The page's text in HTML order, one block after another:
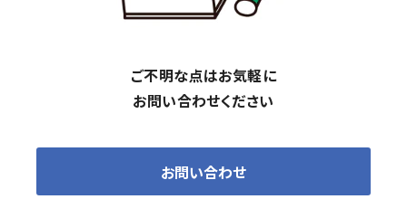
ご不明な点はお気軽に
お問い合わせください
お問い合わせ